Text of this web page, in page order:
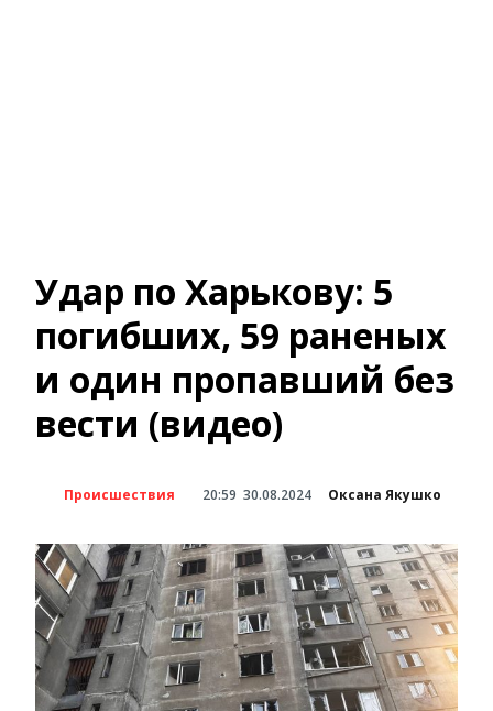
Удар по Харькову: 5
погибших, 59 раненых
и один пропавший без
вести (видео)
Происшествия 20:59 30.08.2024 Оксана Якушко